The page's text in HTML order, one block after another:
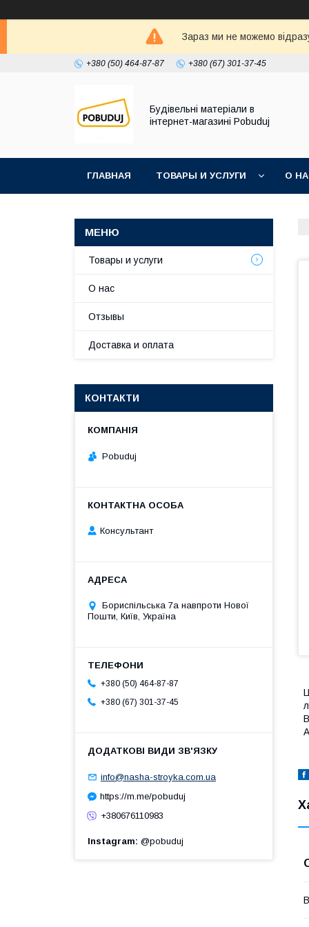
Зараз ми не можемо
+380 (50) 464-87-87 +380 (67) 301-37-45
Будівельні матеріали в
інтернет-магазині Pobuduj
ГЛАВНАЯ ТОВАРЫ И УСЛУГИ О
Товары и услуги
О нас
Отзывы
Доставка и оплата
КОНТАКТИ
Pobuduj
Консультант
Бориспільська 7а навпроти Нової
Пошти, Київ, Україна
+380 (50) 464-87-87
+380 (67) 301-37-45
info@nasha-stroyka.com.ua
https://m.me/pobuduj
+380676110983
Instagram @pobuduj